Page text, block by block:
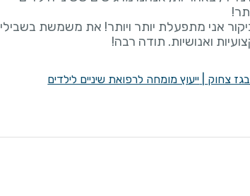
אני מתפעלת יותר ויותר! את משמשת בשבילי
ואנושיות. תודה רבה!
בגז צחוק ייעוץ מומחה לרפואת שיניים לילדים